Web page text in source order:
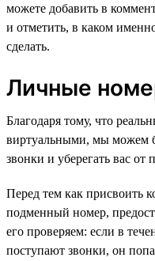
можете добавить в
и отметить, в каком
сделать.
Личные
Благодаря тому, что
виртуальными, мы можем
звонки и уберегать вас от
Перед тем как присвоить
подменный номер,
его проверяем: если в
поступают звонки, он